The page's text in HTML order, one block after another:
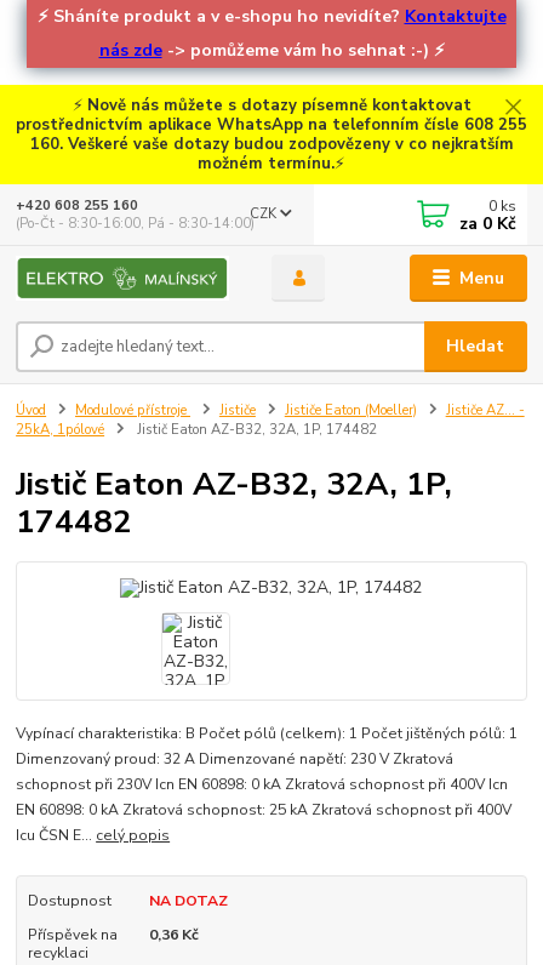
⚡ Sháníte produkt a v e-shopu ho nevidíte? Kontaktujte
nás zde-> pomůžeme vám ho sehnat :-) ⚡
⚡ Nově nás můžete s dotazy písemně kontaktovat
prostřednictvím aplikace WhatsApp na telefonním čísle 608 255
160. Veškeré vaše dotazy budou zodpovězeny v co nejkratším
možném termínu.⚡
Menu
CZK
Hledat
+420 608 255 160
(Po-Čt - 8:30-16:00, Pá - 8:30-14:00)
0 ks
za 0 Kč
Úvod Modulové přístroje Jističe Jističe Eaton (Moeller)
Jističe AZ... -
25kA, 1pólové
Jistič Eaton AZ-B32, 32A, 1P, 174482
Jistič Eaton AZ-B32, 32A, 1P,
174482
Vypínací charakteristika: B Počet pólů (celkem): 1 Počet jištěných pólů: 1
Dimenzovaný proud: 32 A Dimenzované napětí: 230 V Zkratová
schopnost při 230V Icn EN 60898: 0 kA Zkratová schopnost při 400V Icn
EN 60898: 0 kA Zkratová schopnost: 25 kA Zkratová schopnost při 400V
Icu ČSN E... celý popis
Dostupnost
NA DOTAZ
Příspěvek na
recyklaci
0,36 Kč